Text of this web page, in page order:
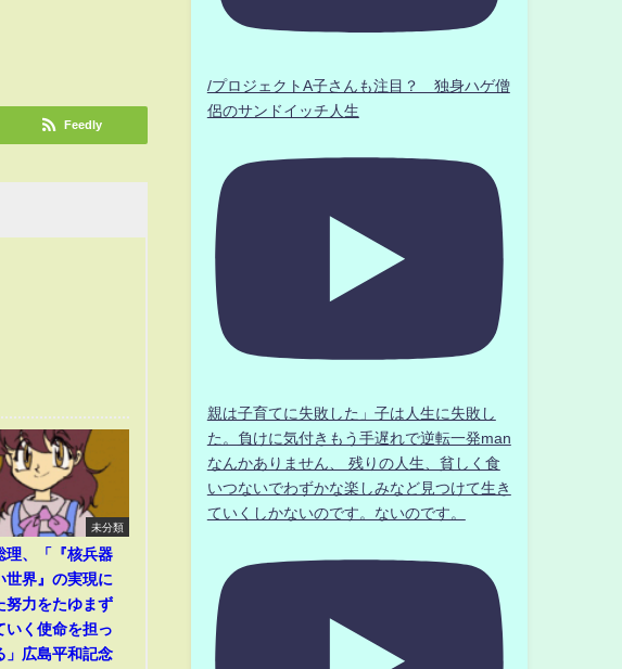
Feedly
未分類
理、「『核兵器
世界』の実現に
努力をたゆまず
いく使命を担っ
」広島平和記念
/プロジェクトA子さんも注目？ 独身ハゲ僧
侶のサンドイッチ人生
親は子育てに失敗した」子は人生に失敗し
た。負けに気付きもう手遅れで逆転一発man
なんかありません、 残りの人生、貧しく食
いつないでわずかな楽しみなど見つけて生き
ていくしかないのです。ないのです。